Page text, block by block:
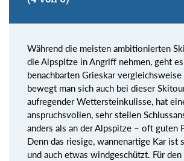
Während die meisten ambitionierten
die Alpspitze in Angriff nehmen, geht
benachbarten Grieskar
bewegt man sich auch bei dieser
aufregender Wettersteinkulisse, hat
anspruchsvollen, sehr steilen
anders als an der Alpspitze – oft guten
Denn das riesige, wannenartige Kar ist
und auch etwas windgeschützt. Für